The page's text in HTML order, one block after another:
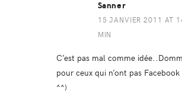
Sanner
15 JANVIER 2011 AT
MIN
C’est pas mal comme
pour ceux qui n’ont pas
^^)